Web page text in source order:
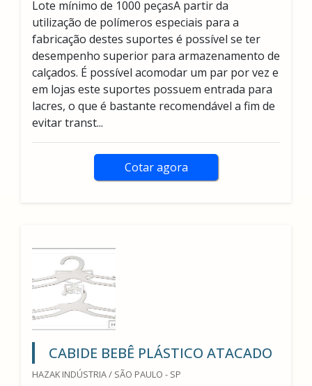
Lote mínimo de 1000 peçasA partir da
utilização de polímeros especiais para a
fabricação destes suportes é possível se ter
desempenho superior para armazenamento de
calçados. É possível acomodar um par por vez e
em lojas este suportes possuem entrada para
lacres, o que é bastante recomendável a fim de
evitar transt...
Cotar agora
CABIDE BEBÊ PLÁSTICO ATACADO
HAZAK INDÚSTRIA / SÃO PAULO - SP